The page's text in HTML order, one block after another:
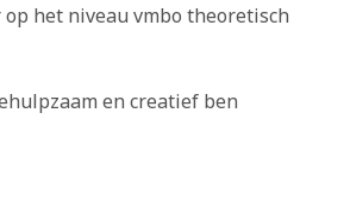
het niveau vmbo theoretisch
en creatief ben